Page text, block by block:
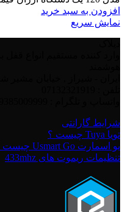
افزودن به سبد خرید
نمایش سریع
شرایط گارانتی
تویا Tuya چیست ؟
یو اسمارت Usmart Go چیست ؟
تنظیمات ریموت های 433mhz